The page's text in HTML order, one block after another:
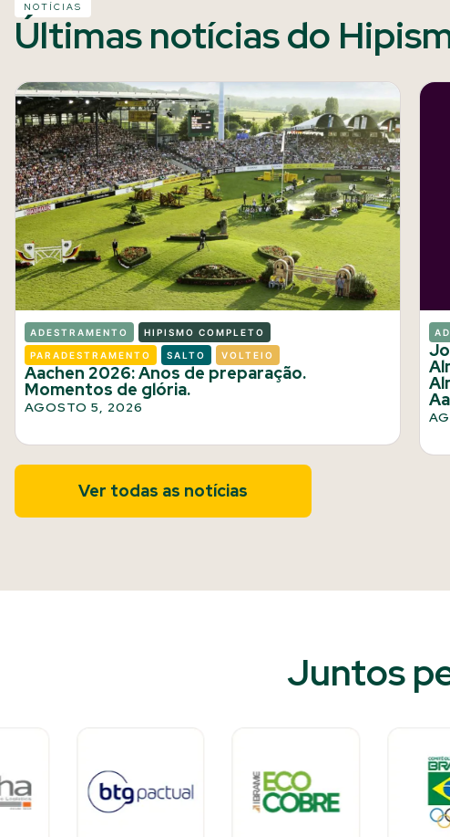
NOTÍCIAS
Últimas notícias do
ADESTRAMENTO HIPISMO COMPLETO
PARADESTRAMENTO SALTO VOLTEIO
Aachen 2026: Anos de preparação.
Momentos de glória.
AGOSTO 5, 2026
Ver todas as notícias
Juntos